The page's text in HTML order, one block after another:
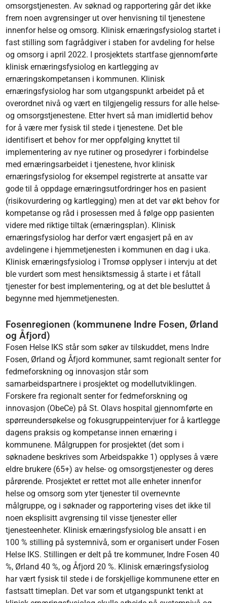
omsorgstjenesten. Av søknad og rapportering går det ikke
frem noen avgrensinger ut over henvisning til tjenestene
innenfor helse og omsorg. Klinisk ernæringsfysiolog startet i
fast stilling som fagrådgiver i staben for avdeling for helse
og omsorg i april 2022. I prosjektets startfase gjennomførte
klinisk ernæringsfysiolog en kartlegging av
ernæringskompetansen i kommunen. Klinisk
ernæringsfysiolog har som utgangspunkt arbeidet på et
overordnet nivå og vært en tilgjengelig ressurs for alle helse-
og omsorgstjenestene. Etter hvert så man imidlertid behov
for å være mer fysisk til stede i tjenestene. Det ble
identifisert et behov for mer oppfølging knyttet til
implementering av nye rutiner og prosedyrer i forbindelse
med ernæringsarbeidet i tjenestene, hvor klinisk
ernæringsfysiolog for eksempel registrerte at ansatte var
gode til å oppdage ernæringsutfordringer hos en pasient
(risikovurdering og kartlegging) men at det var økt behov for
kompetanse og råd i prosessen med å følge opp pasienten
videre med riktige tiltak (ernæringsplan). Klinisk
ernæringsfysiolog har derfor vært engasjert på en av
avdelingene i hjemmetjenesten i kommunen en dag i uka.
Klinisk ernæringsfysiolog i Tromsø opplyser i intervju at det
ble vurdert som mest hensiktsmessig å starte i et fåtall
tjenester for best implementering, og at det ble besluttet å
begynne med hjemmetjenesten.
Fosenregionen (kommunene Indre Fosen, Ørland
og Åfjord)
Fosen Helse IKS står som søker av tilskuddet, mens Indre
Fosen, Ørland og Åfjord kommuner, samt regionalt senter for
fedmeforskning og innovasjon står som
samarbeidspartnere i prosjektet og modellutviklingen.
Forskere fra regionalt senter for fedmeforskning og
innovasjon (ObeCe) på St. Olavs hospital gjennomførte en
spørreundersøkelse og fokusgruppeintervjuer for å kartlegge
dagens praksis og kompetanse innen ernæring i
kommunene. Målgruppen for prosjektet (det som i
søknadene beskrives som Arbeidspakke 1) opplyses å være
eldre brukere (65+) av helse- og omsorgstjenester og deres
pårørende. Prosjektet er rettet mot alle enheter innenfor
helse og omsorg som yter tjenester til overnevnte
målgruppe, og i søknader og rapportering vises det ikke til
noen eksplisitt avgrensing til visse tjenester eller
tjenesteenheter. Klinisk ernæringsfysiolog ble ansatt i en
100 % stilling på systemnivå, som er organisert under Fosen
Helse IKS. Stillingen er delt på tre kommuner, Indre Fosen 40
%, Ørland 40 %, og Åfjord 20 %. Klinisk ernæringsfysiolog
har vært fysisk til stede i de forskjellige kommunene etter en
fastsatt timeplan. Det var som et utgangspunkt tenkt at